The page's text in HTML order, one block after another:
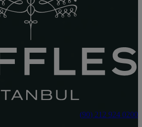
0200 924 212 (90)